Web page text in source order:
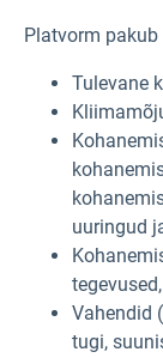
Platvorm
Tulevane
uuringud
Vahendid
tugi,